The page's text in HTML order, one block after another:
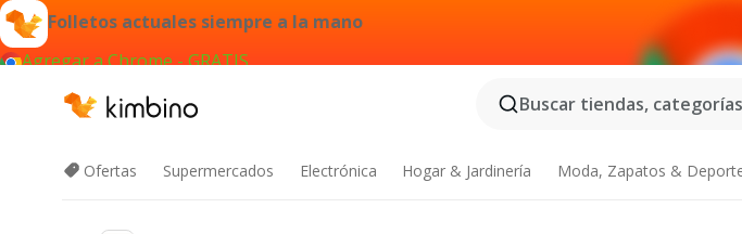
Folletos actuales siempre a la mano
Agregar a Chrome - GRATIS
Buscar tiendas,
Ofertas Supermercados Electrónica Hogar & Jardinería Moda, Zapatos &